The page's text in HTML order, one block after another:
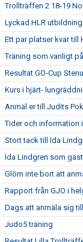
Trollträffen 2 18-19
Lyckad HLR utbildning
Ett par platser kvar till
Träning som vanligt
Resultat GO-Cup
Kurs i hjärt-
Anmäl er till Judits
Tider och information
Stort tack till Ida
Ida Lindgren som
Glöm inte bort att
Rapport från GJO i
Dags att anmäla sig
Judo5 träning